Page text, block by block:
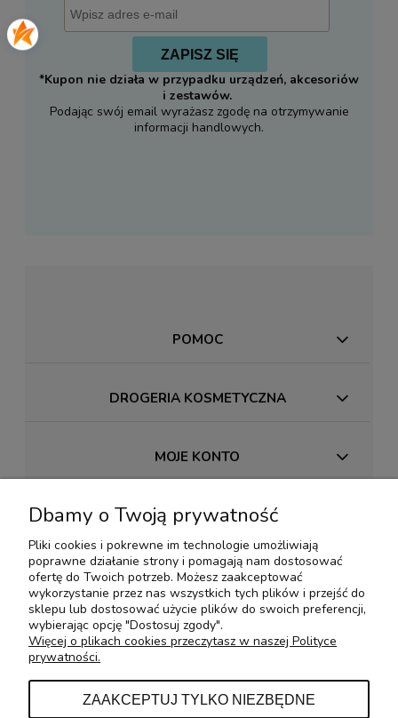
ZAPISZ SIĘ
*Kupon nie działa w przypadku urządzeń, akcesoriów
i zestawów.
Podając swój email wyrażasz zgodę na otrzymywanie
informacji handlowych.
POMOC
DROGERIA KOSMETYCZNA
MOJE KONTO
PŁATNOŚCI I DOSTAWA
INFORMACJE
O NAS
KONTAKT Z NAMI
Dbamy o Twoją prywatność
Pliki cookies i pokrewne im technologie umożliwiają
poprawne działanie strony i pomagają nam dostosować
ofertę do Twoich potrzeb. Możesz zaakceptować
wykorzystanie przez nas wszystkich tych plików i przejść do
sklepu lub dostosować użycie plików do swoich preferencji,
wybierając opcję "Dostosuj zgody".
Więcej o plikach cookies przeczytasz w naszej Polityce
prywatności.
ZAAKCEPTUJ TYLKO NIEZBĘDNE